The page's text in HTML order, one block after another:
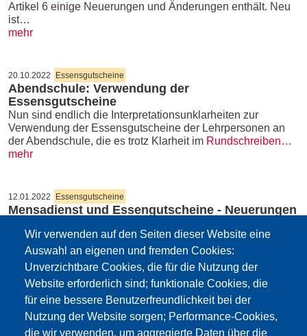
Wir verwenden auf den Seiten dieser Website eine
Auswahl an eigenen und fremden Cookies:
Unverzichtbare Cookies, die für die Nutzung der
Website erforderlich sind; funktionale Cookies, die
für eine bessere Benutzerfreundlichkeit bei der
Nutzung der Website sorgen; Performance-Cookies,
die wir verwenden, um aggregierte Daten über die
Artikel 6 einige Neuerungen und Änderungen enthält. Neu
ist…
mehr
20.10.2022 Essensgutscheine
Abendschule: Verwendung der
Essensgutscheine
Nun sind endlich die Interpretationsunklarheiten zur
Verwendung der Essensgutscheine der Lehrpersonen an
der Abendschule, die es trotz Klarheit im Rundschreiben…
mehr
12.01.2022 Essensgutscheine
Mensadienst und Essengutscheine - Neuerungen
Die neue Regelung des Mensadienstes und der
Essengutscheine gilt auch für das Lehrpersonal der
staatlichen Schulen Südtirols. Rundschreiben Nr. 20 vom
. Weitere Details und Liste…
mehr